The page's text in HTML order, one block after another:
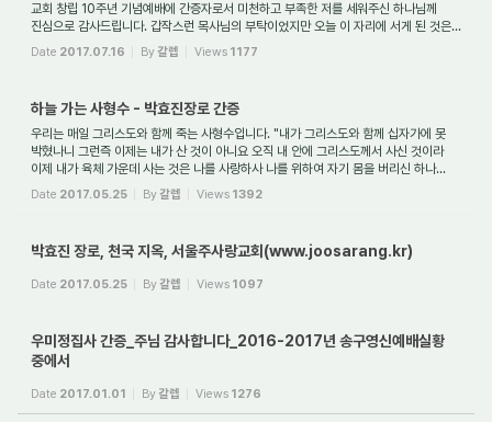
교회 창립 10주년 기념예배에 간증자로서 미천하고 부족한 저를 세워주신 하나님께
진심으로 감사드립니다. 갑작스런 목사님의 부탁이었지만 오늘 이 자리에 서게 된 것은...
Date 2017.07.16 By갈렙 Views 1177
하늘 가는 사형수 - 박효진장로 간증
우리는 매일 그리스도와 함께 죽는 사형수입니다. "내가 그리스도와 함께 십자가에 못
박혔나니 그런즉 이제는 내가 산 것이 아니요 오직 내 안에 그리스도께서 사신 것이라
이제 내가 육체 가운데 사는 것은 나를 사랑하사 나를 위하여 자기 몸을 버리신 하나...
Date 2017.05.25 By갈렙 Views 1392
박효진 장로, 천국 지옥, 서울주사랑교회(www.joosarang.kr)
Date 2017.05.25 By갈렙 Views 1097
우미정집사 간증_주님 감사합니다_2016-2017년 송구영신예배실황
중에서
Date 2017.01.01 By갈렙 Views 1276